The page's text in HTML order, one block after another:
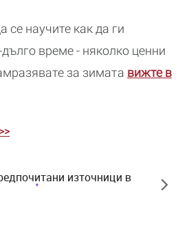
се научите как да ги
време - няколко ценни
за зимата вижте в
източници в